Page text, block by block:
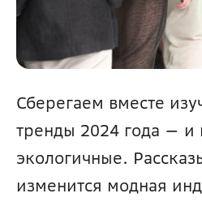
Сберегаем вместе
тренды 2024 года — и
экологичные.
изменится модная